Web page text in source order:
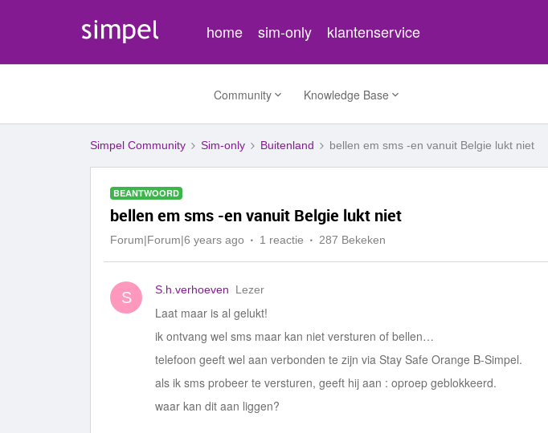
home sim-only klantenservice
Community Knowledge Base
Simpel Community Sim-only Buitenland bellen em sms -en vanuit Belgie lukt niet
BEANTWOORD
bellen em sms -en vanuit Belgie lukt niet
Forum|Forum|6 years ago 1 reactie 287 Bekeken
S S.h.verhoeven Lezer
Laat maar is al gelukt!
ik ontvang wel sms maar kan niet versturen of bellen…
telefoon geeft wel aan verbonden te zijn via Stay Safe Orange B-Simpel.
als ik sms probeer te versturen, geeft hij aan : oproep geblokkeerd.
waar kan dit aan liggen?